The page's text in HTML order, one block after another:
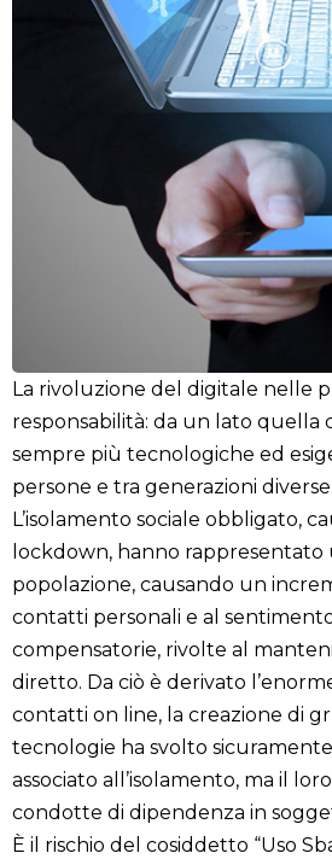
La rivoluzione del digitale nelle
responsabilità: da un lato
sempre più tecnologiche ed
persone e tra generazioni diverse.
L’isolamento sociale obbligato,
lockdown, hanno rappresentato
popolazione, causando un
contatti personali e al
compensatorie, rivolte al
diretto. Da ciò è derivato
contatti on line, la creazione di
tecnologie ha svolto
associato all’isolamento, ma il
condotte di dipendenza in
È il rischio del cosiddetto “Uso